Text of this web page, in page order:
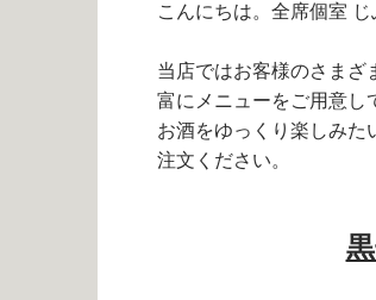
こんにちは。全席個室
当店ではお客様のさまざ
富にメニューをご用意し
お酒をゆっくり楽しみた
注文ください。